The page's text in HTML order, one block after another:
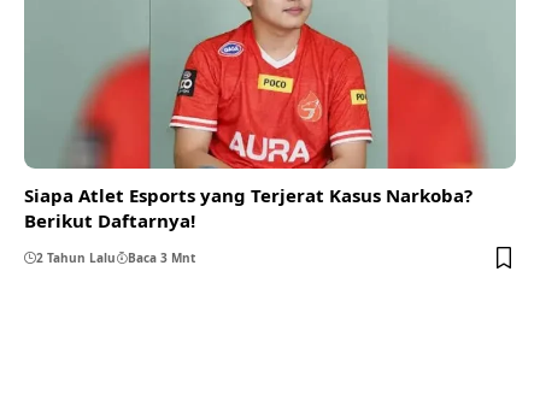
Siapa Atlet Esports yang Terjerat Kasus Narkoba?
Berikut Daftarnya!
2 Tahun Lalu Baca 3 Mnt